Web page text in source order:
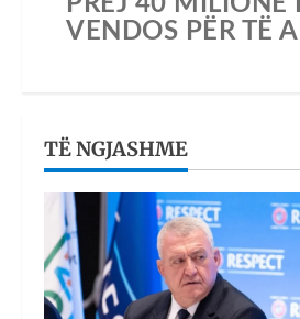
VENDOS PËR TË
TË NGJASHME